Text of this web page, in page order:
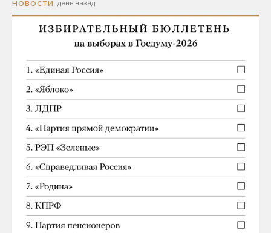
НОВОСТИ день назад